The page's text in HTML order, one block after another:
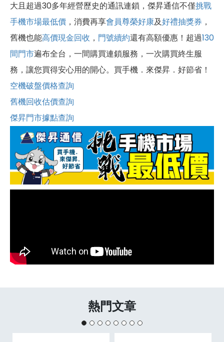
大且超過30多年經營歷史的通訊連鎖，傑昇通信不僅挑戰
手機市場最低價 ，消費再享會員尊榮好康及好禮抽獎券 ，
舊機也能高價現金回收 ， 門號續約還有高額優惠！超過130
間門市遍布全台，一間購買連鎖服務，一次購買終生服
務，讓您買得安心用的開心。買手機．來傑昇．好節省！
空機破盤價格查詢
舊機回收估價查詢
傑昇門市據點查詢
熱門文章